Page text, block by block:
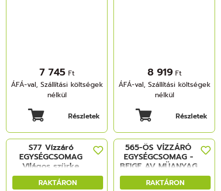
7 745 Ft
ÁFÁ-val, Szállítási költségek
nélkül
Részletek
8 919 Ft
ÁFÁ-val, Szállítási költségek
nélkül
Részletek
RAKTÁRON
S77 Vízzáró
EGYSÉGCSOMAG
Világos szürke
RAKTÁRON
565-ÖS VÍZZÁRÓ
EGYSÉGCSOMAG -
BEIGE AV MÜANYAG